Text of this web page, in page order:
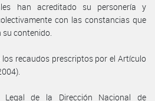
han acreditado su personería y
con las constancias que
contenido.
recaudos prescriptos por el Artículo
Legal de la Dirección Nacional de